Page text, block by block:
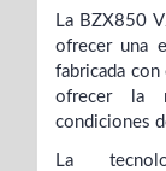
La BZX850
ofrecer una
fabricada
ofrecer la
condiciones
La